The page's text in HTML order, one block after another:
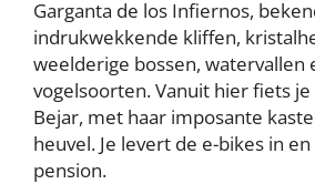
Garganta de los Infiernos,
indrukwekkende kliffen,
weelderige bossen, watervallen
vogelsoorten. Vanuit hier fiets
Bejar, met haar imposante
heuvel. Je levert de e-bikes in
pension.